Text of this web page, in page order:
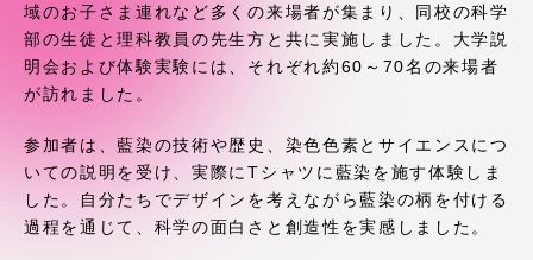
域のお子さま連れなど多くの来場者が集まり、同校の科学
部の生徒と理科教員の先生方と共に実施しました。大学説
明会および体験実験には、それぞれ約60～70名の来場者
が訪れました。
参加者は、藍染の技術や歴史、染色色素とサイエンスにつ
いての説明を受け、実際にTシャツに藍染を施す体験しま
した。自分たちでデザインを考えながら藍染の柄を付ける
過程を通じて、科学の面白さと創造性を実感しました。
学園ネットワーク